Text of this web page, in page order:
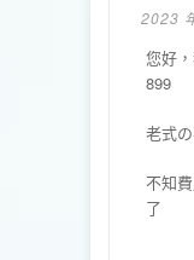
2023
您好
899
老式
不知
了